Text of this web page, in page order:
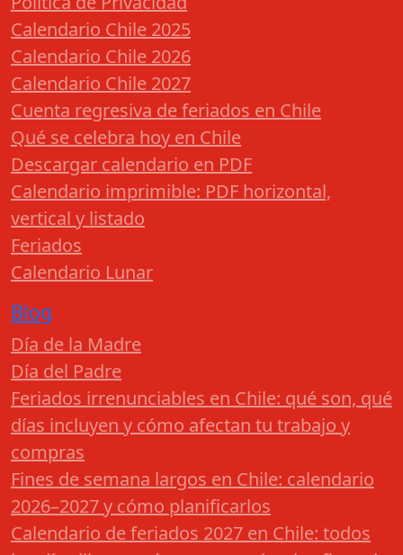
Calendario Chile 2025
Calendario Chile 2026
Calendario Chile 2027
Cuenta regresiva de feriados en Chile
Qué se celebra hoy en Chile
Descargar calendario en PDF
Calendario imprimible: PDF horizontal,
vertical y listado
Feriados
Calendario Lunar
Blog
Día de la Madre
Día del Padre
Feriados irrenunciables en Chile: qué son, qué
días incluyen y cómo afectan tu trabajo y
compras
Fines de semana largos en Chile: calendario
2026–2027 y cómo planificarlos
Calendario de feriados 2027 en Chile: todos